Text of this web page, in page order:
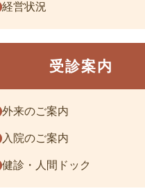
経営状況
受診案内
外来のご案内
入院のご案内
健診・人間ドック